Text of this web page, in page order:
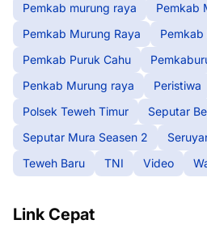
Pemkab murung raya
Pemkab
Pemkab Murung Raya
Pemkab Puruk Cahu
Penkab Murung raya
Peristiwa
Polsek Teweh Timur
Seputar
Seputar Mura Seasen 2
Teweh Baru
TNI Video
Link Cepat